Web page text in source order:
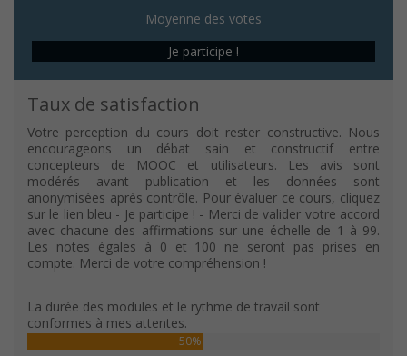
Moyenne des votes
Je participe !
Taux de satisfaction
Votre perception du cours doit rester constructive. Nous
encourageons un débat sain et constructif entre
concepteurs de MOOC et utilisateurs. Les avis sont
modérés avant publication et les données sont
anonymisées après contrôle. Pour évaluer ce cours, cliquez
sur le lien bleu - Je participe ! - Merci de valider votre accord
avec chacune des affirmations sur une échelle de 1 à 99.
Les notes égales à 0 et 100 ne seront pas prises en
compte. Merci de votre compréhension !
La durée des modules et le rythme de travail sont
conformes à mes attentes.
50%